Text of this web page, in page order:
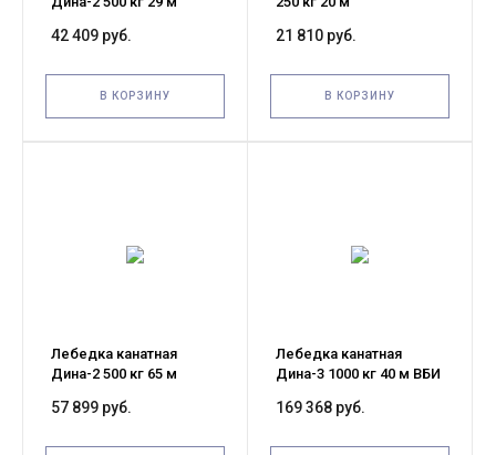
42 409 руб.
В КОРЗИНУ
21 810 руб.
В КОРЗИНУ
Лебедка канатная
Дина-2 500 кг 65 м
57 899 руб.
Лебедка канатная
Дина-3 1000 кг 40 м ВБИ
169 368 руб.